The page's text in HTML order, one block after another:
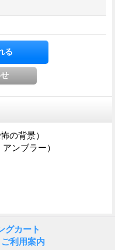
の背景）
ンブラー）
グカート
ご利用案内